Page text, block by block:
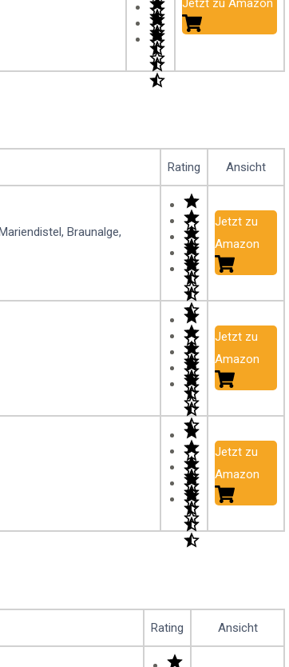
Rating Ansicht
Braunalge,
Jetzt zu
Amazon
Jetzt zu
Amazon
Jetzt zu
Amazon
Rating Ansicht